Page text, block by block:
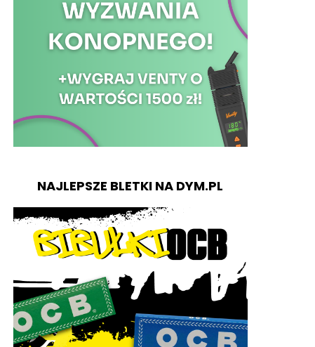
NAJLEPSZE BLETKI NA DYM.PL